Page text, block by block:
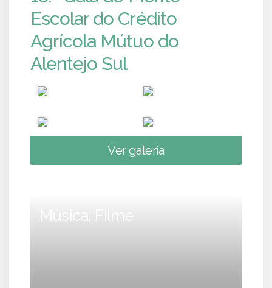
Escolar do Crédito
Agrícola Mútuo do
Alentejo Sul
Ver galeria
Música, Filme